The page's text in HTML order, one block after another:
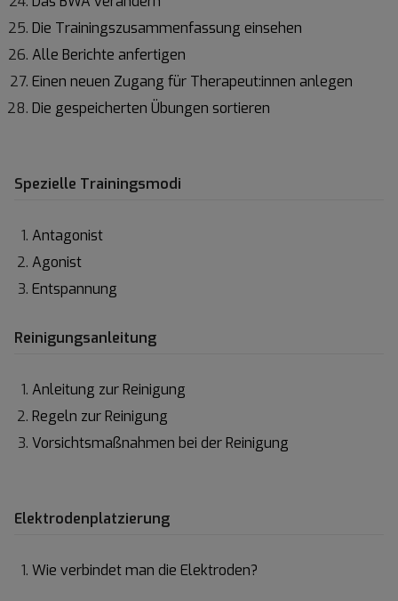
Die Trainingszusammenfassung einsehen
Alle Berichte anfertigen
Einen neuen Zugang für Therapeut:innen anlegen
Die gespeicherten Übungen sortieren
Spezielle Trainingsmodi
Antagonist
Agonist
Entspannung
Reinigungsanleitung
Anleitung zur Reinigung
Regeln zur Reinigung
Vorsichtsmaßnahmen bei der Reinigung
Elektrodenplatzierung
Wie verbindet man die Elektroden?